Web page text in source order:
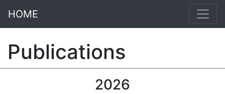
HOME
Publications
2026